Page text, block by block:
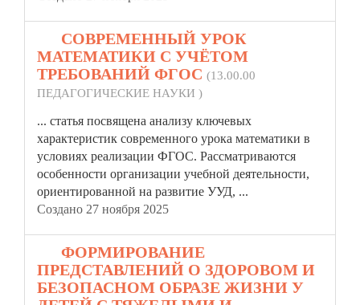
СОВРЕМЕННЫЙ УРОК
МАТЕМАТИКИ С УЧЁТОМ
ТРЕБОВАНИЙ ФГОС (13.00.00
ПЕДАГОГИЧЕСКИЕ НАУКИ )
... статья посвящена анализу ключевых
характеристик современного урока математики в
условиях реализации ФГОС. Рассматриваются
особенности организации учебной деятельности,
ориентированной на развитие УУД, ...
Создано 27 ноября 2025
ФОРМИРОВАНИЕ
ПРЕДСТАВЛЕНИЙ О ЗДОРОВОМ И
БЕЗОПАСНОМ ОБРАЗЕ ЖИЗНИ У